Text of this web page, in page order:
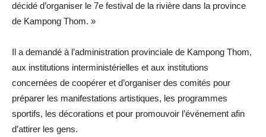
décidé d’organiser le 7e festival de la rivière dans la province
de Kampong Thom. »
Il a demandé à l’administration provinciale de Kampong Thom,
aux institutions interministérielles et aux institutions
concernées de coopérer et d’organiser des comités pour
préparer les manifestations artistiques, les programmes
sportifs, les décorations et pour promouvoir l’événement afin
d’attirer les gens.